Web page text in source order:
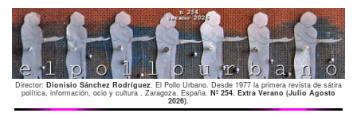
Director: Dionisio Sánchez Rodríguez. El Pollo Urbano. Desde 1977 la primera revista de sátira
política, información, ocio y cultura . Zaragoza. España. Nº 254. Extra Verano (Julio Agosto
2026).